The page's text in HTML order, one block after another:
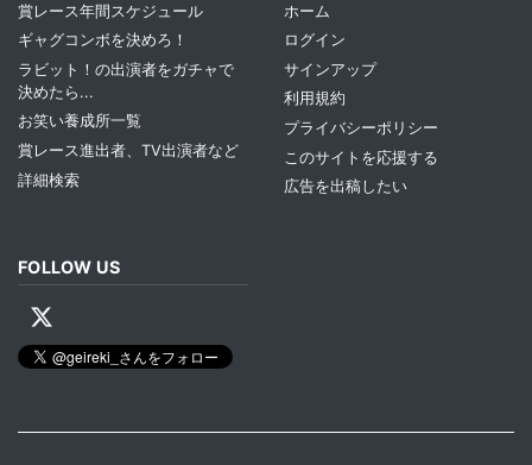
賞レース年間スケジュール
ギャグコンボを決めろ！
ラビット！の出演者をガチャで
決めたら...
お笑い養成所一覧
賞レース進出者、TV出演者など
詳細検索
ホーム
ログイン
サインアップ
利用規約
プライバシーポリシー
このサイトを応援する
広告を出稿したい
FOLLOW US